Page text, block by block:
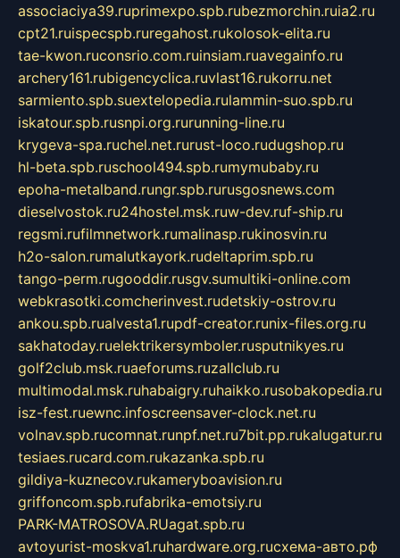
associaciya39.ruprimexpo.spb.rubezmorchin.ruia2.ru
cpt21.ruispecspb.ruregahost.rukolosok-elita.ru
tae-kwon.ruconsrio.com.ruinsiam.ruavegainfo.ru
archery161.rubigencyclica.ruvlast16.rukorru.net
sarmiento.spb.suextelopedia.rulammin-suo.spb.ru
iskatour.spb.rusnpi.org.rurunning-line.ru
krygeva-spa.ruchel.net.rurust-loco.rudugshop.ru
hl-beta.spb.ruschool494.spb.rumymubaby.ru
epoha-metalband.rungr.spb.rurusgosnews.com
dieselvostok.ru24hostel.msk.ruw-dev.ruf-ship.ru
regsmi.rufilmnetwork.rumalinasp.rukinosvin.ru
h2o-salon.rumalutkayork.rudeltaprim.spb.ru
tango-perm.rugooddir.rusgv.sumultiki-online.com
webkrasotki.comcherinvest.rudetskiy-ostrov.ru
ankou.spb.rualvesta1.rupdf-creator.runix-files.org.ru
sakhatoday.ruelektrikersymboler.rusputnikyes.ru
golf2club.msk.ruaeforums.ruzallclub.ru
multimodal.msk.ruhabaigry.ruhaikko.rusobakopedia.ru
isz-fest.ruewnc.infoscreensaver-clock.net.ru
volnav.spb.rucomnat.runpf.net.ru7bit.pp.rukalugatur.ru
tesiaes.rucard.com.rukazanka.spb.ru
gildiya-kuznecov.rukameryboavision.ru
griffoncom.spb.rufabrika-emotsiy.ru
PARK-MATROSOVA.RUagat.spb.ru
avtoyurist-moskva1.ruhardware.org.ruсхема-авто.рф